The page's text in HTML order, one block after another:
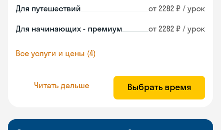
Для путешествий от 2282 ₽ / урок
Для начинающих - премиум от 2282 ₽ / урок
Все услуги и цены (4)
Читать дальше Выбрать время